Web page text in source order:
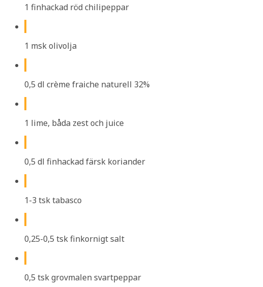
1 finhackad röd chilipeppar
1 msk olivolja
0,5 dl crème fraiche naturell 32%
1 lime, båda zest och juice
0,5 dl finhackad färsk koriander
1-3 tsk tabasco
0,25-0,5 tsk finkornigt salt
0,5 tsk grovmalen svartpeppar